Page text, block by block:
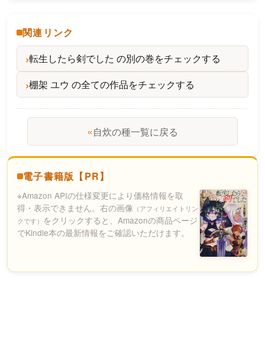
関連リンク
転生したら剣でした の別の巻をチェックする
棚架 ユウ の全ての作品をチェックする
«自炊の種一覧に戻る
電子書籍版【PR】
※Amazon APIの仕様変更により価格情報を取
得・表示できません。右の画像 （アフィリエイトリン
クです） をクリックすると、Amazonの商品ページ
でKindle本の最新情報をご確認いただけます。